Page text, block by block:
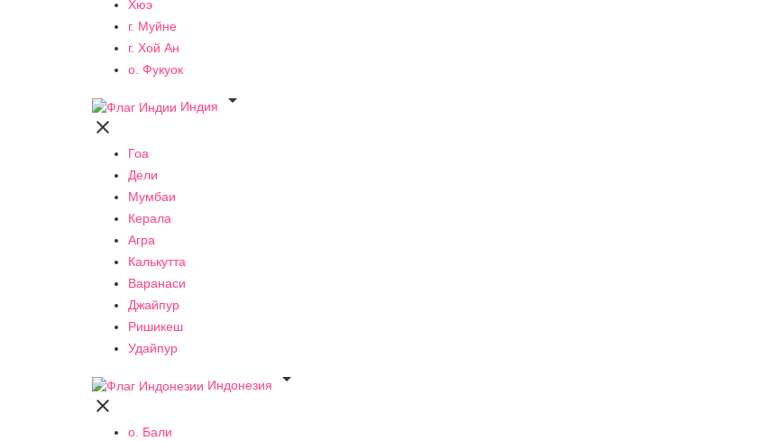
Хюэ
г. Муйне
г. Хой Ан
о. Фукуок
Индия


Гоа
Дели
Мумбаи
Керала
Агра
Калькутта
Варанаси
Джайпур
Ришикеш
Удайпур
Индонезия


о. Бали